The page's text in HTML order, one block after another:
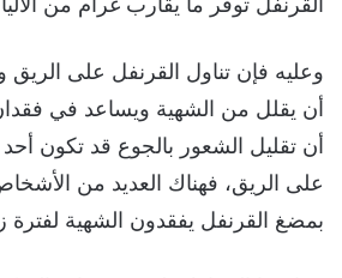
وعليه فإن تناول القرنفل على الريق
أن يقلل من الشهية ويساعد في فقدان
أن تقليل الشعور بالجوع قد تكون
على الريق، فهناك العديد من
بمضغ القرنفل يفقدون الشهية لفترة